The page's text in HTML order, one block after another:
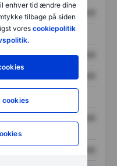
enhver tid ændre dine
tilbage på siden
vores cookiepolitik
cookies
XXXXXXX XXXXXXX
XXXXXXX
XXXXXXX